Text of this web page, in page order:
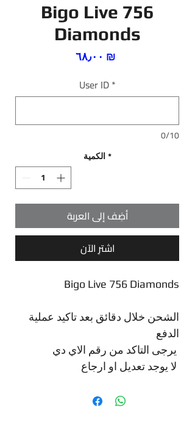
Bigo Live 756
Diamonds
‏٦٨٫٠٠ ₪
User ID*
0/10
الكمية *
أضِف إلى العربة
اشترِ الآن
Bigo Live 756 Diamonds
الشحن خلال دقائق بعد تاكيد عملية
الدفع